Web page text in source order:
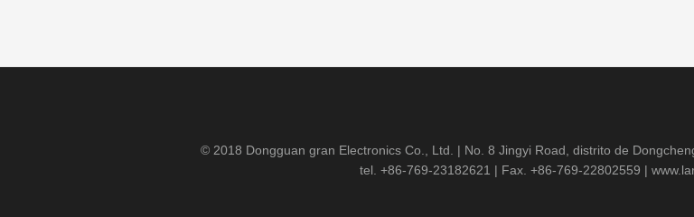
© 2018 Dongguan gran Electronics Co., Ltd. | No. 8 Jingyi Road, distrito de
tel. +86-769-23182621 | Fax. +86-769-22802559 |